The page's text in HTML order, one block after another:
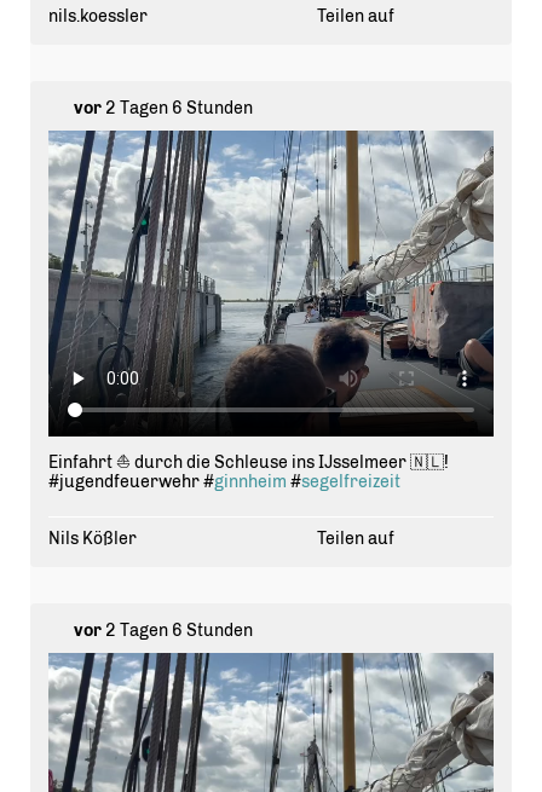
nils.koessler Teilen auf
vor2 Tagen 6 Stunden
Einfahrt ⛵️ durch die Schleuse ins IJsselmeer 🇳🇱!
#jugendfeuerwehr #ginnheim #segelfreizeit
Nils Kößler Teilen auf
vor2 Tagen 6 Stunden